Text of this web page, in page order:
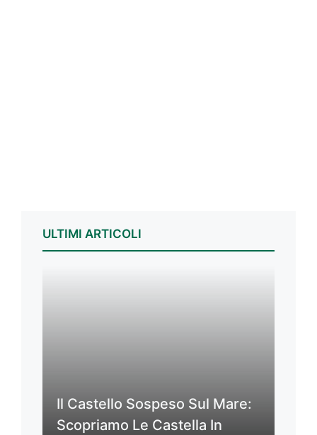
ULTIMI ARTICOLI
Il Castello Sospeso Sul Mare:
Scopriamo Le Castella In